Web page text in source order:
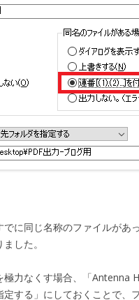
に同じ名称のファイルがあ
した。
力なくす場合、「Antenna
する」にしておくことで、